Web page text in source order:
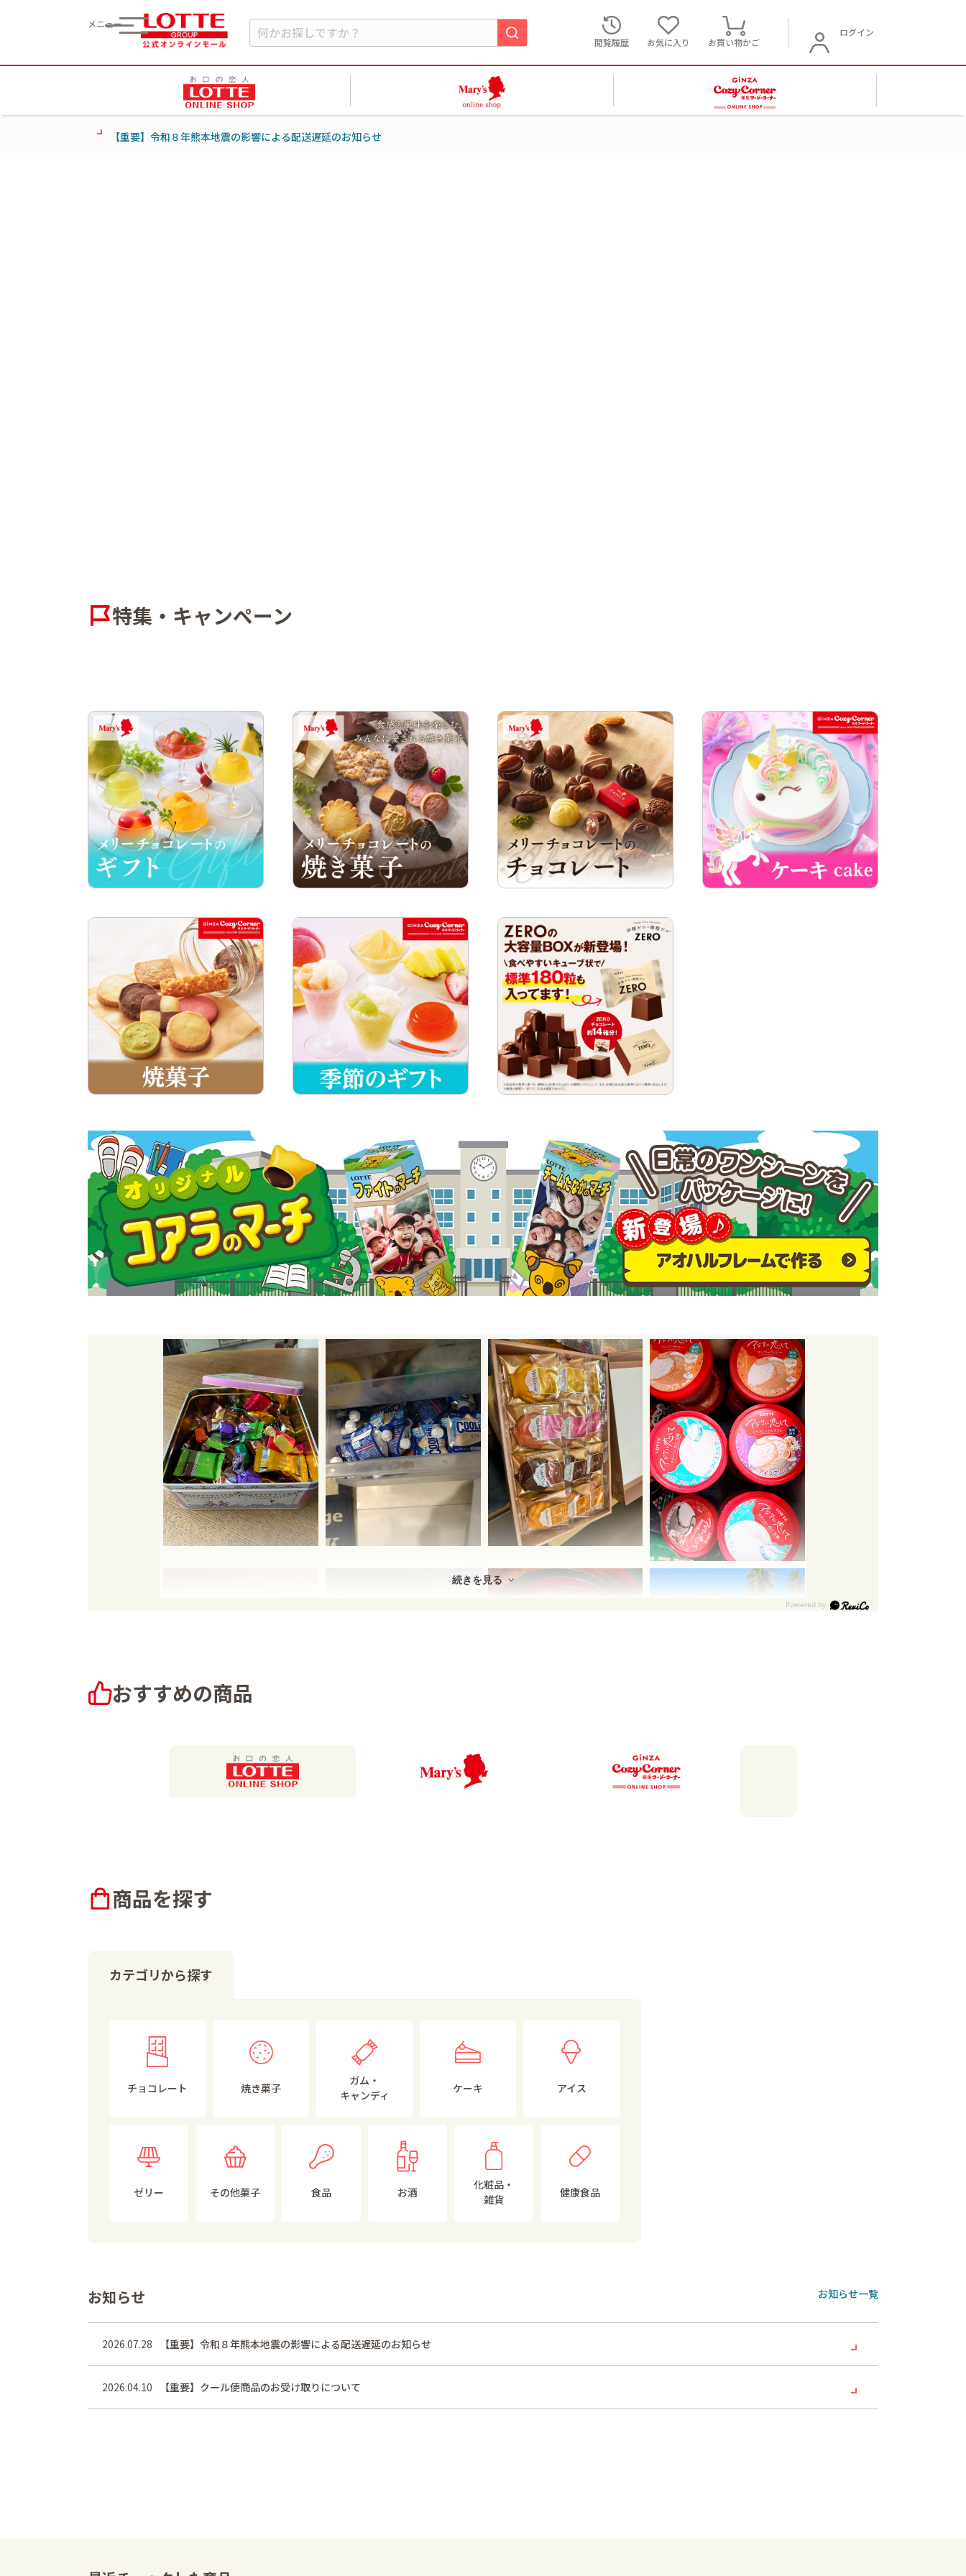
メニュー
閲覧履歴
お気に入り お買い物かご
ログイン
【重要】令和８年熊本地震の影響による配送遅延のお知らせ
特集・キャンペーン
続きを見る
おすすめの商品
商品を探す
カテゴリから探す
チョコレート 焼き菓子
ガム・
キャンディ
ケーキ アイス
ゼリー その他菓子 食品 お酒
化粧品・
雑貨
健康食品
お知らせ お知らせ一覧
2026.07.28 【重要】令和８年熊本地震の影響による配送遅延のお知らせ
2026.04.10 【重要】クール便商品のお受け取りについて